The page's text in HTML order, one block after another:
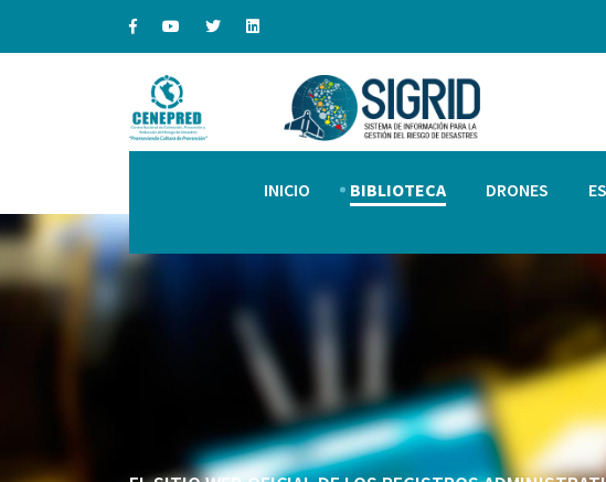
INICIO BIBLIOTECA DRONES